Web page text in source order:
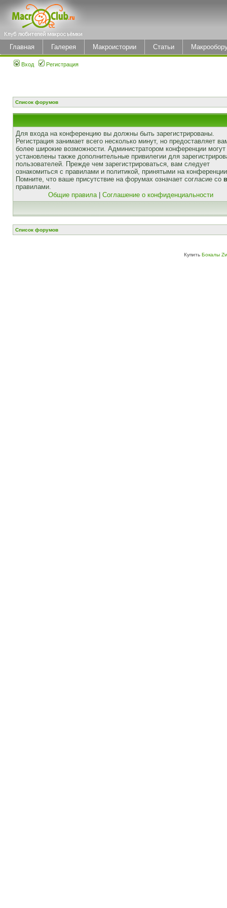
Главная Галерея Макроистории Статьи
Вход Регистрация
Список форумов
Для входа на конференцию вы должны быть зарегистрированы.
Регистрация занимает всего несколько минут, но предоставляет
более широкие возможности. Администратором конференции
установлены также дополнительные привилегии для
пользователей. Прежде чем зарегистрироваться, вам следует
ознакомиться с правилами и политикой, принятыми на
Помните, что ваше присутствие на форумах означает согласие со
правилами.
Общие правила| Соглашение о конфиденциальности
Список форумов
Купить Бокалы